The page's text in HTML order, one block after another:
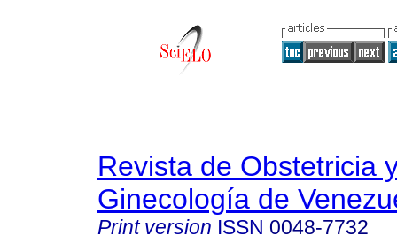
Revista de Obstetricia
Ginecología de
Print version ISSN 0048-7732